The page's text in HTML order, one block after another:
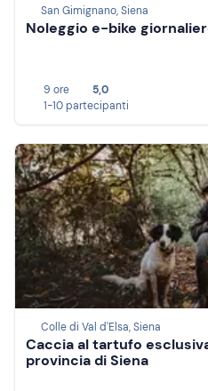
San Gimignano, Siena
Noleggio e-bike
9 ore
5,0
1-10 partecipanti
Colle di Val d'Elsa, Siena
Caccia al tartufo
provincia di Siena